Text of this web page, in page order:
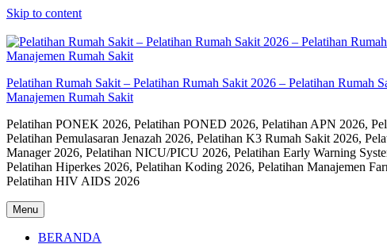
Skip to content
Pelatihan Rumah Sakit – Pelatihan Rumah Sakit 2026 – Pelatihan
Manajemen Rumah Sakit
Pelatihan PONEK 2026, Pelatihan PONED 2026, Pelatihan APN 2026,
Pelatihan Pemulasaran Jenazah 2026, Pelatihan K3 Rumah Sakit 2026,
Manager 2026, Pelatihan NICU/PICU 2026, Pelatihan Early Warning
Pelatihan Hiperkes 2026, Pelatihan Koding 2026, Pelatihan Manajemen
Pelatihan HIV AIDS 2026
Menu
BERANDA